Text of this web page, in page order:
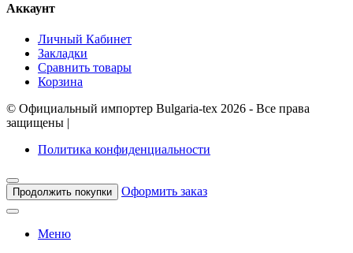
Аккаунт
Личный Кабинет
Закладки
Сравнить товары
Корзина
© Официальный импортер Bulgaria-tex 2026 - Все права
защищены |
Политика конфиденциальности
Продолжить покупки Оформить заказ
Меню